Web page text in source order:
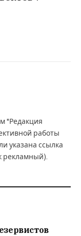
"Редакция
работы
указана ссылка
рекламный).